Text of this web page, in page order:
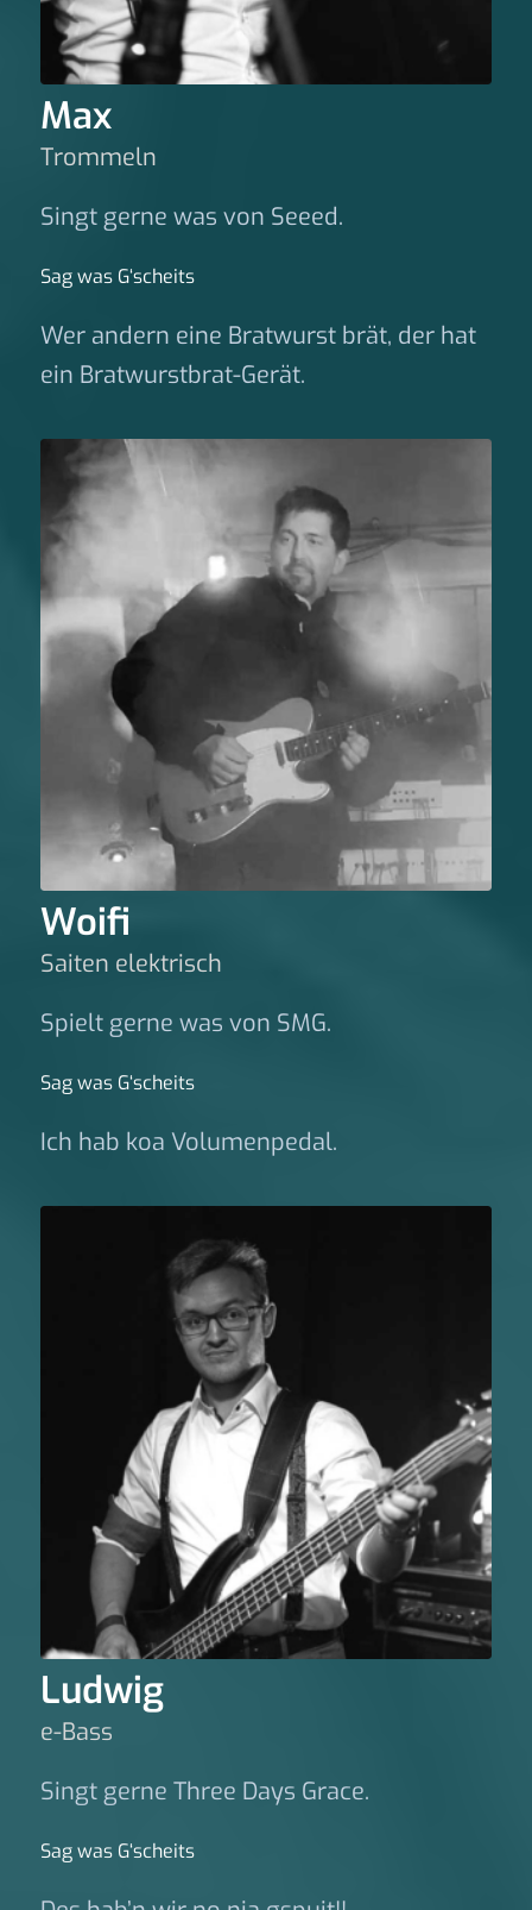
Max
Trommeln
Singt gerne was von Seeed.
Sag was G‘scheits
Wer andern eine Bratwurst brät, der hat
ein Bratwurstbrat-Gerät.
Woifi
Saiten elektrisch
Spielt gerne was von SMG.
Sag was G‘scheits
Ich hab koa Volumenpedal.
Ludwig
e-Bass
Singt gerne Three Days Grace.
Sag was G‘scheits